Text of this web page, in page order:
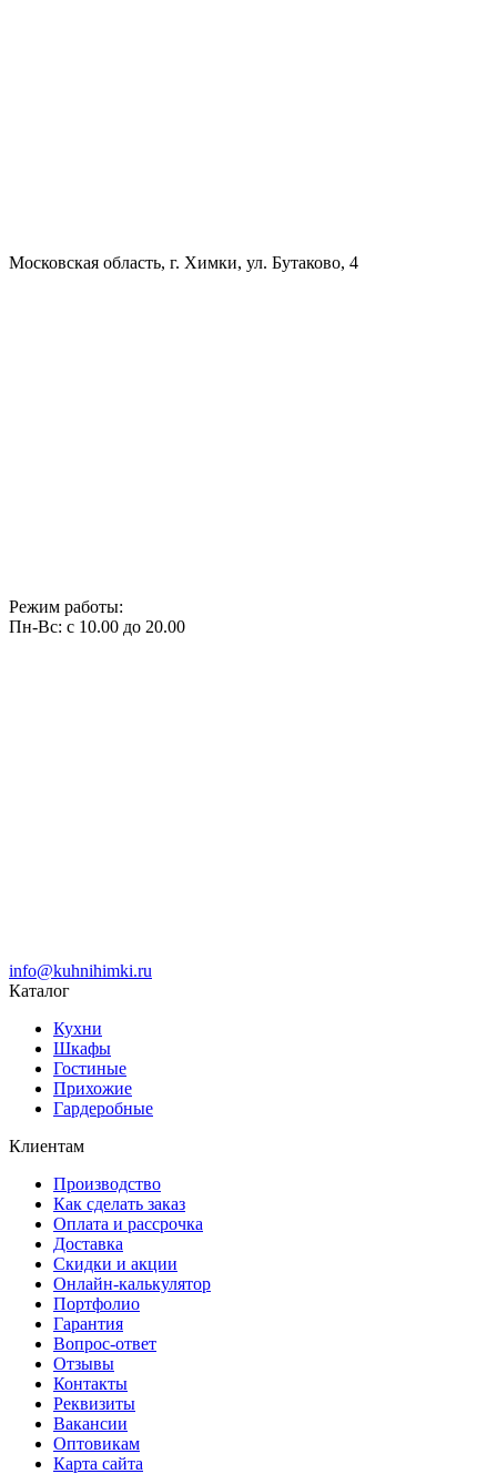
Московская область, г. Химки, ул. Бутаково, 4
Режим работы:
Пн-Вс: с 10.00 до 20.00
info@kuhnihimki.ru
Каталог
Кухни
Шкафы
Гостиные
Прихожие
Гардеробные
Клиентам
Производство
Как сделать заказ
Оплата и рассрочка
Доставка
Скидки и акции
Онлайн-калькулятор
Портфолио
Гарантия
Вопрос-ответ
Отзывы
Контакты
Реквизиты
Вакансии
Оптовикам
Карта сайта